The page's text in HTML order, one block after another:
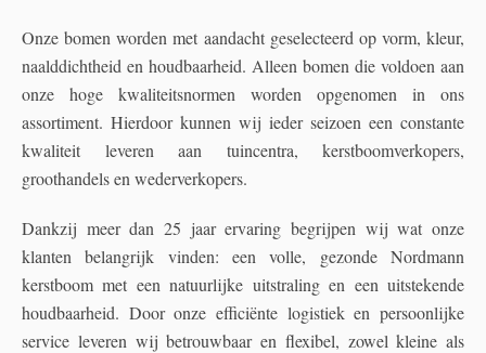
Onze bomen worden met aandacht geselecteerd op vorm, kleur,
naalddichtheid en houdbaarheid. Alleen bomen die voldoen aan
onze hoge kwaliteitsnormen worden opgenomen in ons
assortiment. Hierdoor kunnen wij ieder seizoen een constante
kwaliteit leveren aan tuincentra, kerstboomverkopers,
groothandels en wederverkopers.
Dankzij meer dan 25 jaar ervaring begrijpen wij wat onze
klanten belangrijk vinden: een volle, gezonde Nordmann
kerstboom met een natuurlijke uitstraling en een uitstekende
houdbaarheid. Door onze efficiënte logistiek en persoonlijke
service leveren wij betrouwbaar en flexibel, zowel kleine als